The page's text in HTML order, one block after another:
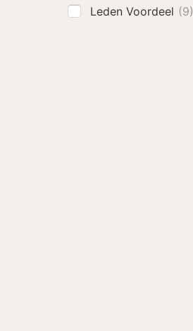
Leden Voordeel (9)